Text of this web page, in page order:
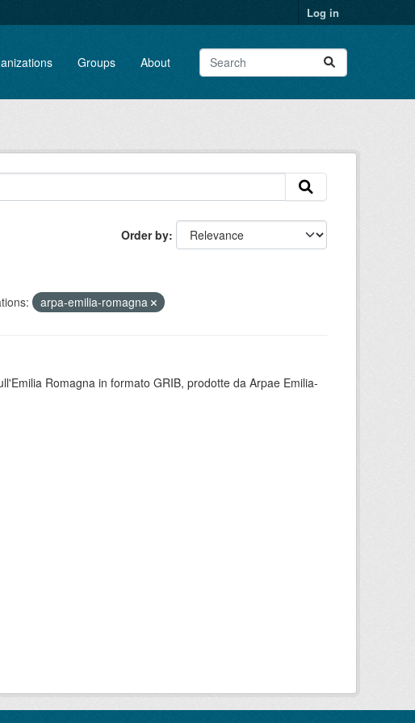
Log in
Groups About
Order by
arpa-emilia-romagna
Romagna in formato GRIB, prodotte da Arpae Emilia-